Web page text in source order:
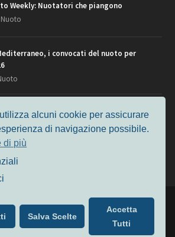
Weekly: Nuotatori che piangono
Nuoto
i convocati del nuoto per
Parigi 2026: fra veterani e giovani, chi
Nuoto
| Alimentato da
Podcast Il Nuoto in Cifre
Privacy & Cookie Policy
alcuni cookie per assicurare
di navigazione possibile.
di più
Salva Scelte
Accetta
Tutti